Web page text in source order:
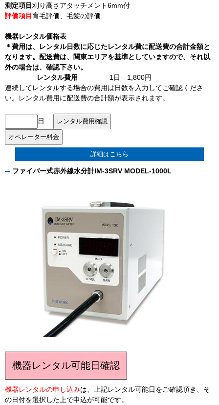
測定項目刈り高さアタッチメント6mm付
評価項目育毛評価、毛髪の評価
機器レンタル価格表
＊費用は、レンタル日数に応じたレンタル費に配送費の合計金額と
なります。配送費は、関東エリアを基準としていますので、それ以
外の場合は、確認下さい。
レンタル費用
1日 1,800円
連続してレンタルする場合の費用は日数を入力してご確認くださ
い。レンタル費用に配送費の合計額が表示されます。
日
詳細はこちら
ファイバー式赤外線水分計IM-3SRV MODEL-1000L
機器レンタル可能日確認
機器レンタルの申し込みは、上記レンタル可能日をご確認頂き、そ
の日付を選択した上で申込が可能です。